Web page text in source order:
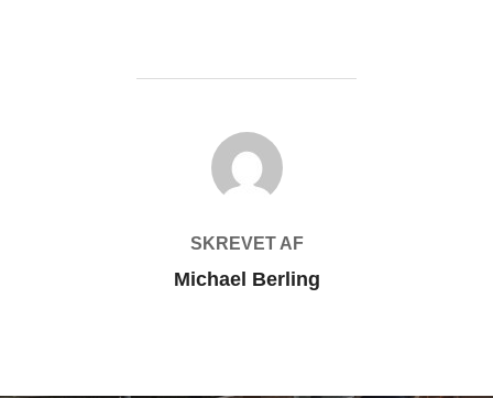
FORFATTER
SKREVET AF
Michael Berling